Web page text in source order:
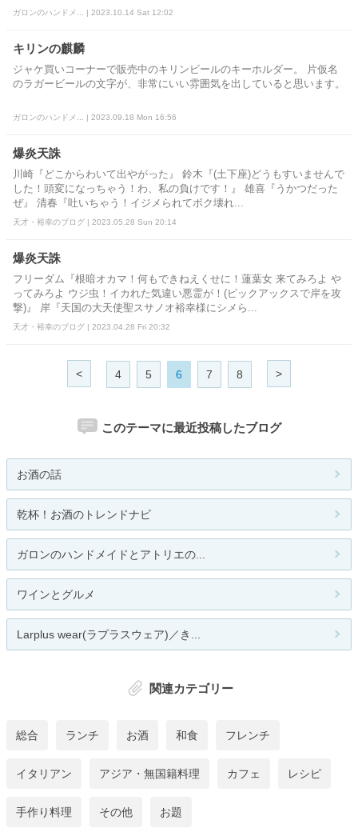
ガロンのハンドメ... | 2023.10.14 Sat 12:02
キリンの麒麟
ジャケ買いコーナーで販売中のキリンビールのキーホルダー。 片仮名
のラガービールの文字が、非常にいい雰囲気を出していると思います。
ガロンのハンドメ... | 2023.09.18 Mon 16:56
爆炎天誅
川崎『どこからわいて出やがった』 鈴木『(土下座)どうもすいませんで
した！頭変になっちゃう！わ、私の負けです！』 雄喜『うかつだった
ぜ』 清春『吐いちゃう！イジメられてボク壊れ...
天才・裕幸のブログ | 2023.05.28 Sun 20:14
爆炎天誅
フリーダム『根暗オカマ！何もできねえくせに！蓮葉女 来てみろよ や
ってみろよ ウジ虫！イカれた気違い悪霊が！(ピックアックスで岸を攻
撃)』 岸『天国の大天使聖スサノオ裕幸様にシメら...
天才・裕幸のブログ | 2023.04.28 Fri 20:32
< 4 5 6 7 8 >
このテーマに最近投稿したブログ
お酒の話
乾杯！お酒のトレンドナビ
ガロンのハンドメイドとアトリエの...
ワインとグルメ
Larplus wear(ラプラスウェア)／き...
関連カテゴリー
総合 ランチ お酒 和食 フレンチ
イタリアン アジア・無国籍料理 カフェ レシピ
手作り料理 その他 お題